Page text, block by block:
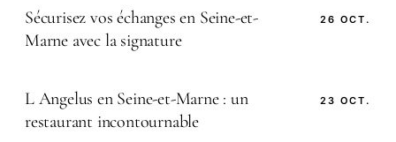
Sécurisez vos échanges en Seine-et-
Marne avec la signature
26 OCT.
L Angelus en Seine-et-Marne : un
restaurant incontournable
23 OCT.